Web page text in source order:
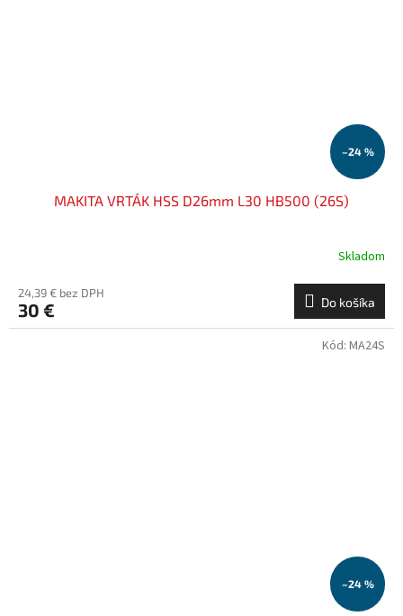
–24 %
MAKITA VRTÁK HSS D26mm L30 HB500 (26S)
Skladom
24,39 € bez DPH
30 € Do košíka
–24 %
Kód: MA24S